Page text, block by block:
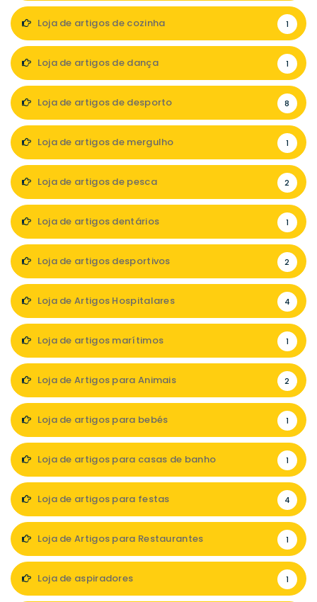
Loja de artigos de cozinha 1
Loja de artigos de dança 1
Loja de artigos de desporto 8
Loja de artigos de mergulho 1
Loja de artigos de pesca 2
Loja de artigos dentários 1
Loja de artigos desportivos 2
Loja de Artigos Hospitalares 4
Loja de artigos marítimos 1
Loja de Artigos para Animais 2
Loja de artigos para bebés 1
Loja de artigos para casas de banho 1
Loja de artigos para festas 4
Loja de Artigos para Restaurantes 1
Loja de aspiradores 1